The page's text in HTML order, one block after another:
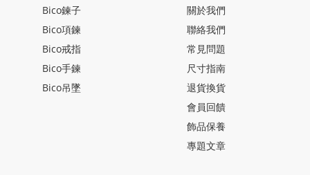
Bico鍊子
Bico項鍊
Bico戒指
Bico手鍊
Bico吊墜
關於我們
聯絡我們
常見問題
尺寸指南
退貨換貨
會員回饋
飾品保養
專題文章